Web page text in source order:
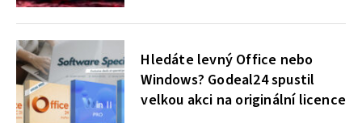
Hledáte levný Office nebo
Windows? Godeal24 spustil
velkou akci na originální licence